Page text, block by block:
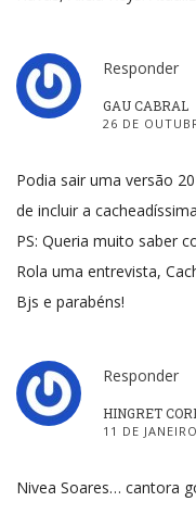
Responder
GAU CABRAL
26 DE
Podia sair uma versão
de incluir a
PS: Queria muito saber
Rola uma entrevista,
Bjs e parabéns!
Responder
HINGRET
11 DE
Nivea Soares… cantora